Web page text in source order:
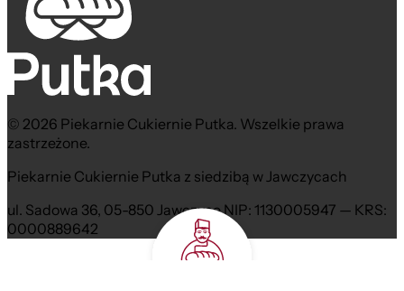
© 2026 Piekarnie Cukiernie Putka. Wszelkie prawa
zastrzeżone.
Piekarnie Cukiernie Putka z siedzibą w Jawczycach
ul. Sadowa 36, 05-850 Jawczyce NIP: 1130005947 — KRS:
0000889642